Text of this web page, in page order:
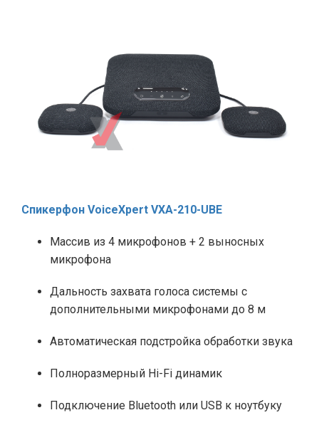
Спикерфон VoiceXpert VXA-210-UBE
Массив из 4 микрофонов + 2 выносных
микрофона
Дальность захвата голоса системы с
дополнительными микрофонами до 8 м
Автоматическая подстройка обработки звука
Полноразмерный Hi-Fi динамик
Подключение Bluetooth или USB к ноутбуку